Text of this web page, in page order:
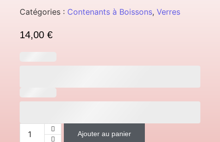
Catégories : Contenants à Boissons, Verres
14,00 €
Ajouter au panier